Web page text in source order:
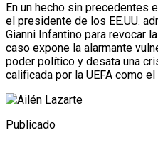
En un hecho sin precedentes
el presidente de los EE.UU.
Gianni Infantino para revocar
caso expone la alarmante
poder político y desata una
calificada por la UEFA como
Publicado